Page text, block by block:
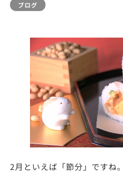
ブログ
2月といえば「節分」ですね。